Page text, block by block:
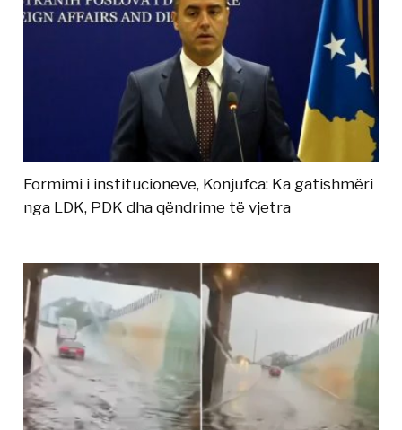
Formimi i institucioneve, Konjufca: Ka gatishmëri
nga LDK, PDK dha qëndrime të vjetra